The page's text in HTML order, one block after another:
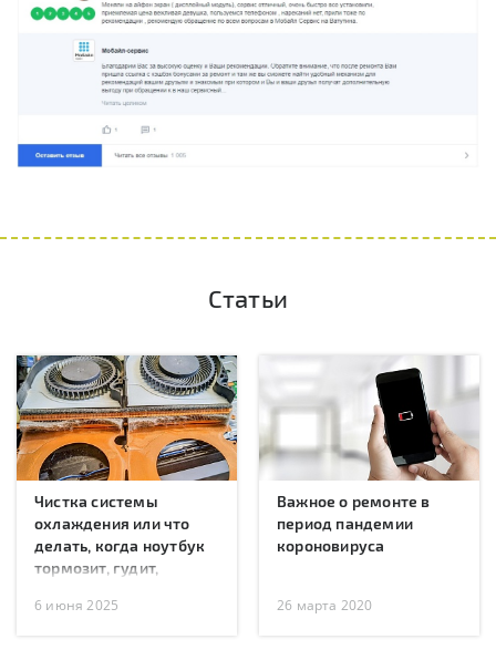
Статьи
Чистка системы
охлаждения или что
делать, когда ноутбук
тормозит, гудит,
перезагружается?
6 июня 2025
Важное о ремонте в
период пандемии
короновируса
26 марта 2020